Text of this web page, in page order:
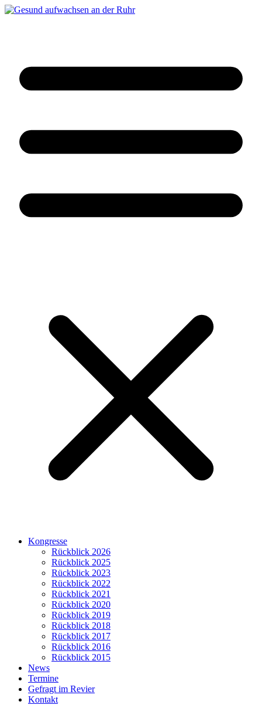
Kongresse
Rückblick 2026
Rückblick 2025
Rückblick 2023
Rückblick 2022
Rückblick 2021
Rückblick 2020
Rückblick 2019
Rückblick 2018
Rückblick 2017
Rückblick 2016
Rückblick 2015
News
Termine
Gefragt im Revier
Kontakt